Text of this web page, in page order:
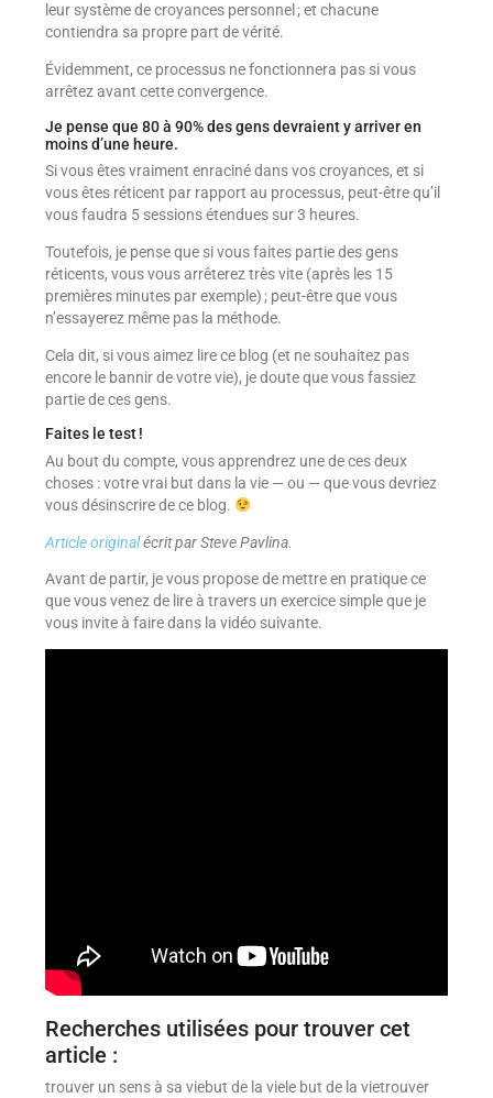
leur système de croyances personnel ; et chacune
contiendra sa propre part de vérité.
Évidemment, ce processus ne fonctionnera pas si vous
arrêtez avant cette convergence.
Je pense que 80 à 90% des gens devraient y arriver en
moins d’une heure.
Si vous êtes vraiment enraciné dans vos croyances, et si
vous êtes réticent par rapport au processus, peut-être qu’il
vous faudra 5 sessions étendues sur 3 heures.
Toutefois, je pense que si vous faites partie des gens
réticents, vous vous arrêterez très vite (après les 15
premières minutes par exemple) ; peut-être que vous
n’essayerez même pas la méthode.
Cela dit, si vous aimez lire ce blog (et ne souhaitez pas
encore le bannir de votre vie), je doute que vous fassiez
partie de ces gens.
Faites le test !
Au bout du compte, vous apprendrez une de ces deux
choses : votre vrai but dans la vie — ou — que vous devriez
vous désinscrire de ce blog.
Article originalécrit par Steve Pavlina.
Avant de partir, je vous propose de mettre en pratique ce
que vous venez de lire à travers un exercice simple que je
vous invite à faire dans la vidéo suivante.
Recherches utilisées pour trouver cet
article :
trouver un sens à sa viebut de la viele but de la vietrouver